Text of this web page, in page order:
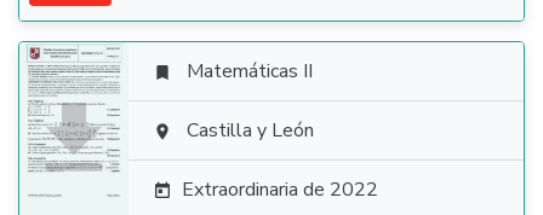

 Matemáticas II
 Castilla y León
 Extraordinaria de 2022